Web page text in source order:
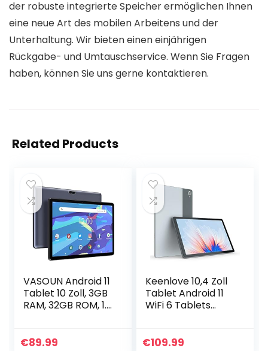
der robuste integrierte Speicher ermöglichen Ihnen
eine neue Art des mobilen Arbeitens und der
Unterhaltung. Wir bieten einen einjährigen
Rückgabe- und Umtauschservice. Wenn Sie Fragen
haben, können Sie uns gerne kontaktieren.
Related Products
VASOUN Android 11
Tablet 10 Zoll, 3GB
RAM, 32GB ROM, 1.6
PC,1280×800 HD
€89.99
Keenlove 10,4 Zoll
Tablet Android 11
WiFi 6 Tablets
Core 3GB RAM
€109.99